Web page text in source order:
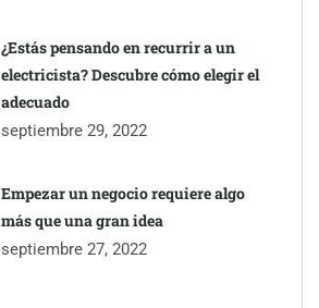
¿Estás pensando en recurrir a un
electricista? Descubre cómo elegir el
adecuado
septiembre 29, 2022
Empezar un negocio requiere algo
más que una gran idea
septiembre 27, 2022